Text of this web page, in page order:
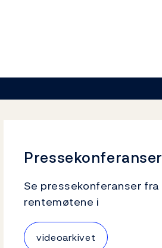
Pressekonferanser
Se pressekonferanser fra
rentemøtene i
videoarkivet